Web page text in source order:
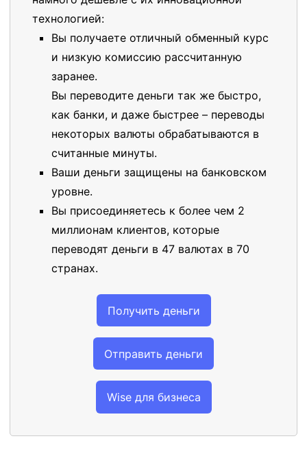
технологией:
Вы получаете отличный обменный курс
и низкую комиссию рассчитанную
заранее.
Вы переводите деньги так же быстро,
как банки, и даже быстрее – переводы
некоторых валюты обрабатываются в
считанные минуты.
Ваши деньги защищены на банковском
уровне.
Вы присоединяетесь к более чем 2
миллионам клиентов, которые
переводят деньги в 47 валютах в 70
странах.
Получить деньги
Отправить деньги
Wise для бизнеса